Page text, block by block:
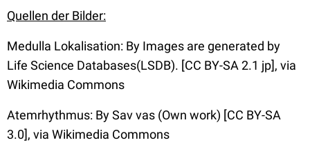
Quellen der Bilder:
Medulla Lokalisation: By Images are generated by
Life Science Databases(LSDB). [CC BY-SA 2.1 jp], via
Wikimedia Commons
Atemrhythmus: By Sav vas (Own work) [CC BY-SA
3.0], via Wikimedia Commons